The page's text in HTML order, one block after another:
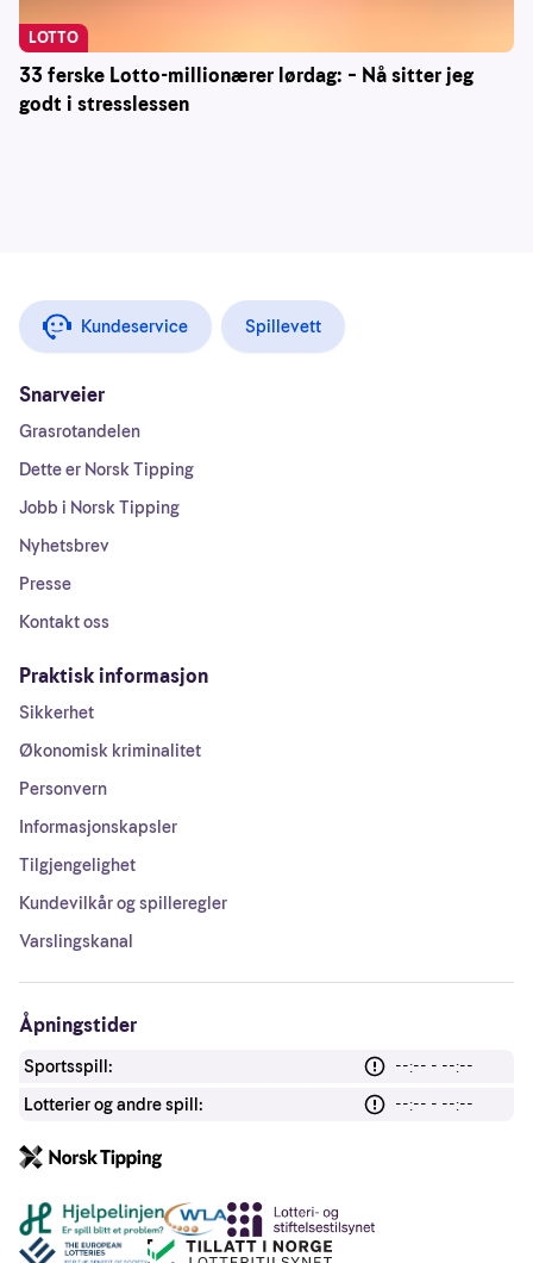
33 ferske Lotto-millionærer lørdag: – Nå sitter jeg
godt i stresslessen
LOTTO
Kundeservice Spillevett
Snarveier
Grasrotandelen
Dette er Norsk Tipping
Jobb i Norsk Tipping
Nyhetsbrev
Presse
Kontakt oss
Praktisk informasjon
Sikkerhet
Økonomisk kriminalitet
Personvern
Informasjonskapsler
Tilgjengelighet
Kundevilkår og spilleregler
Varslingskanal
Åpningstider
Sportsspill:
--:-- - --:--
Lotterier og andre spill:
--:-- - --:--
Andre lenker